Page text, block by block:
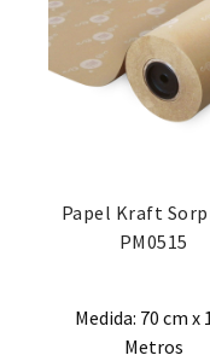
Papel Kraft
PM0515
Medida: 70 cm x
Metros